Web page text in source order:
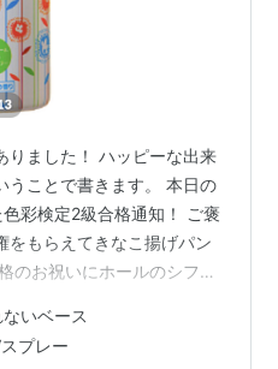
りました！ ハッピーな出来
うことで書きます。 本日の
彩検定2級合格通知！ ご褒
をもらえてきなこ揚げパン
のお祝いにホールのシフォ
メルクリームと紅茶のシフ
味しかったです。 祖母に
ないベース
プレー